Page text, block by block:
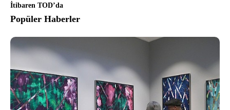
İtibaren TOD’da
Popüler Haberler